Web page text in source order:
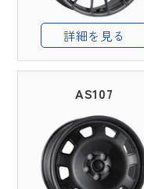
詳細を見る
AS107